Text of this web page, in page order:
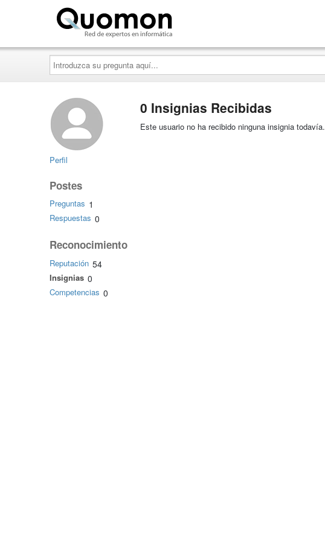
Introduzca
su
pregunta
aquí...
Perfil
Postes
Preguntas 1
Respuestas 0
Reconocimiento
Reputación 54
Insignias 0
Competencias 0
0 Insignias Recibidas
Este usuario no ha recibido ninguna insignia todavía.